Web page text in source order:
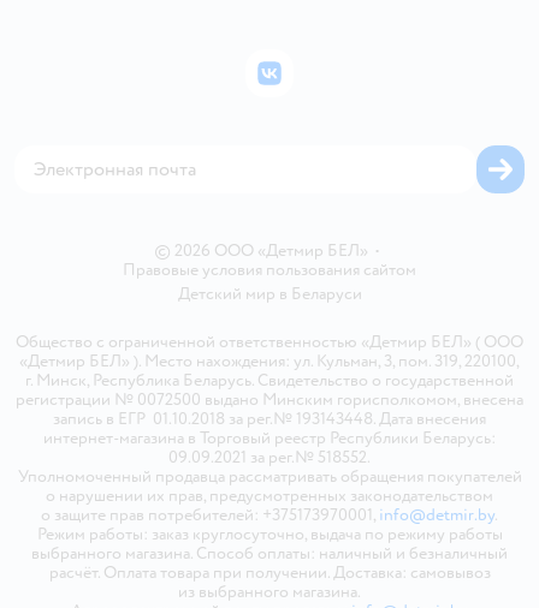
Политика использования файлов cookie
Бонусные карты
© 2026 ООО «Детмир БЕЛ» •
Правовые условия пользования сайтом
Детский мир в Беларуси
Общество с ограниченной ответственностью «Детмир БЕЛ» ( ООО
«Детмир БЕЛ» ). Место нахождения: ул. Кульман, 3, пом. 319, 220100,
г. Минск, Республика Беларусь. Свидетельство о государственной
регистрации № 0072500 выдано Минским горисполкомом, внесена
запись в ЕГР 01.10.2018 за рег.№ 193143448. Дата внесения
интернет-магазина в Торговый реестр Республики Беларусь:
09.09.2021 за рег.№ 518552.
Уполномоченный продавца рассматривать обращения покупателей
о нарушении их прав, предусмотренных законодательством
о защите прав потребителей: +375173970001, info@detmir.by.
Режим работы: заказ круглосуточно, выдача по режиму работы
выбранного магазина. Способ оплаты: наличный и безналичный
расчёт. Оплата товара при получении. Доставка: самовывоз
из выбранного магазина.
ВКонтакте